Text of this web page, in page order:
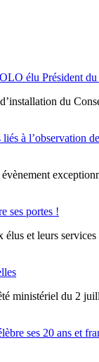
élu Président
du
à l’observation
ses portes !
élus et leurs services
ministériel du 2
ses 20 ans et